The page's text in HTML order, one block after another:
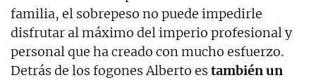
familia, el sobrepeso no puede impedirle
disfrutar al máximo del imperio profesional y
personal que ha creado con mucho esfuerzo.
Detrás de los fogones Alberto es también un